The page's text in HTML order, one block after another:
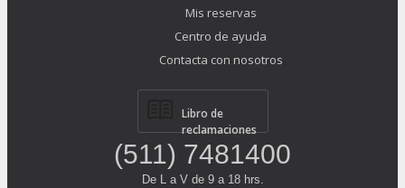
Mis reservas
Centro de ayuda
Contacta con nosotros
Libro de
reclamaciones
(511) 7481400
De L a V de 9 a 18 hrs.